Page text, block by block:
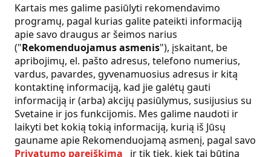
Kartais mes galime pasiūlyti rekomendavimo
programų, pagal kurias galite pateikti informaciją
apie savo draugus ar šeimos narius
("Rekomenduojamus asmenis"), įskaitant, be
apribojimų, el. pašto adresus, telefono numerius,
vardus, pavardes, gyvenamuosius adresus ir kitą
kontaktinę informaciją, kad jie galėtų gauti
informaciją ir (arba) akcijų pasiūlymus, susijusius su
Svetaine ir jos funkcijomis. Mes galime naudoti ir
laikyti bet kokią tokią informaciją, kurią iš Jūsų
gauname apie Rekomenduojamą asmenį, pagal savo
Privatumo pareiškimą
ir tik tiek, kiek tai būtina